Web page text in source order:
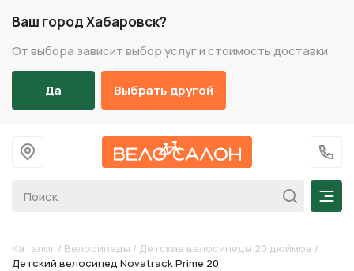
Ваш город Хабаровск?
От выбора зависит выбор услуг и стоимость доставки
Да Выбрать другой
На главную
+7
Каталог / Велосипеды / Детские велосипеды 20 дюймов /
Детский велосипед Novatrack Prime 20